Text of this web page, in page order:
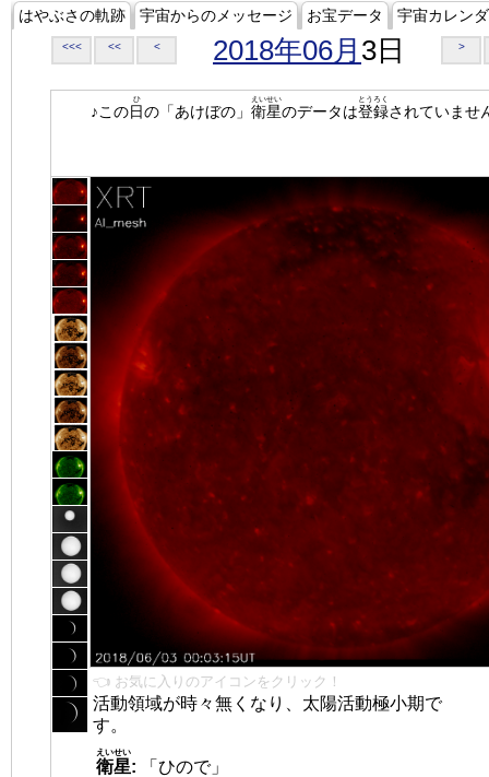
はやぶさの軌跡 宇宙からのメッセージ お宝データ 宇宙カレン
<<< << < 2018年06月 3日 >
♪この日
ひ
の「あけぼの」 衛星
えいせい
のデータは登録
とうろく
されていませ
👈 お気に入りのアイコンをクリック！
活動領域が時々無くなり、太陽活動極小期で
す。
衛星
えいせい
:
「ひので」